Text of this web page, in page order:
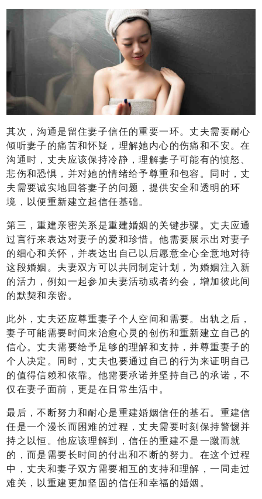
其次，沟通是留住妻子信任的重要一环。丈夫需要耐心
倾听妻子的痛苦和怀疑，理解她内心的伤痛和不安。在
沟通时，丈夫应该保持冷静，理解妻子可能有的愤怒、
悲伤和恐惧，并对她的情绪给予尊重和包容。同时，丈
夫需要诚实地回答妻子的问题，提供安全和透明的环
境，以便重新建立起信任基础。
第三，重建亲密关系是重建婚姻的关键步骤。丈夫应通
过言行来表达对妻子的爱和珍惜。他需要展示出对妻子
的细心和关怀，并表达出自己以后愿意全心全意地对待
这段婚姻。夫妻双方可以共同制定计划，为婚姻注入新
的活力，例如一起参加夫妻活动或者约会，增加彼此间
的默契和亲密。
此外，丈夫还应尊重妻子个人空间和需要。出轨之后，
妻子可能需要时间来治愈心灵的创伤和重新建立自己的
信心。丈夫需要给予足够的理解和支持，并尊重妻子的
个人决定。同时，丈夫也要通过自己的行为来证明自己
的值得信赖和依靠。他需要承诺并坚持自己的承诺，不
仅在妻子面前，更是在日常生活中。
最后，不断努力和耐心是重建婚姻信任的基石。重建信
任是一个漫长而困难的过程，丈夫需要时刻保持警惕并
持之以恒。他应该理解到，信任的重建不是一蹴而就
的，而是需要长时间的付出和不断的努力。在这个过程
中，丈夫和妻子双方需要相互的支持和理解，一同走过
难关，以重建更加坚固的信任和幸福的婚姻。